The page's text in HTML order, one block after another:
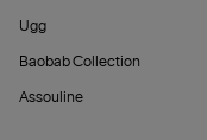
Ugg
Baobab Collection
Assouline